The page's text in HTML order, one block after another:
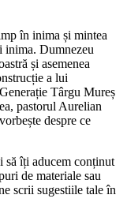
în inima și mintea
inima. Dumnezeu
și asemenea
a lui
Târgu Mureș
pastorul Aurelian
despre ce
să îți aducem conținut
de materiale sau
scrii sugestiile tale în